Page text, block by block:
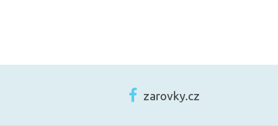
zarovky.cz